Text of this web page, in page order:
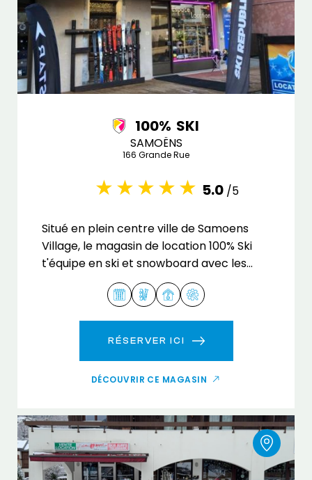
100% SKI
SAMOËNS
166 Grande Rue
5.0 /5
Situé en plein centre ville de Samoens
Village, le magasin de location 100% Ski
t'équipe en ski et snowboard avec les
plus grandes marques.
RÉSERVER ICI
DÉCOUVRIR CE MAGASIN